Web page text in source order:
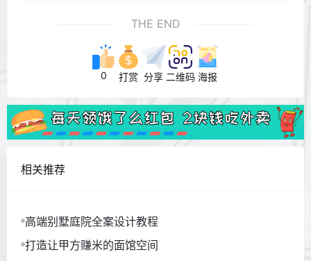
THE END
0 打赏 分享 二维码 海报
相关推荐
高端别墅庭院全案设计教程
打造让甲方赚米的面馆空间